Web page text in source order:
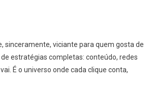
sinceramente, viciante para quem gosta de
estratégias completas: conteúdo, redes
É o universo onde cada clique conta,